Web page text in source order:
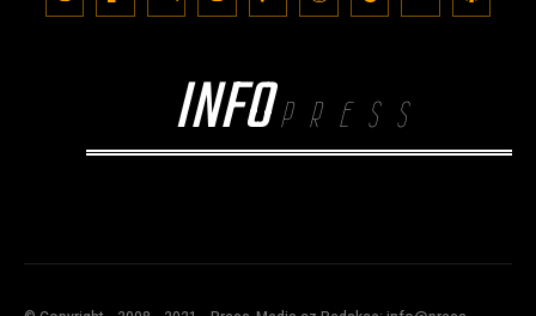
INFO PRESS